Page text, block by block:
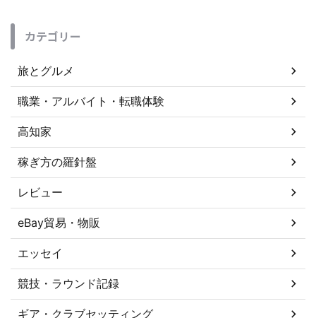
カテゴリー
旅とグルメ
職業・アルバイト・転職体験
高知家
稼ぎ方の羅針盤
レビュー
eBay貿易・物販
エッセイ
競技・ラウンド記録
ギア・クラブセッティング